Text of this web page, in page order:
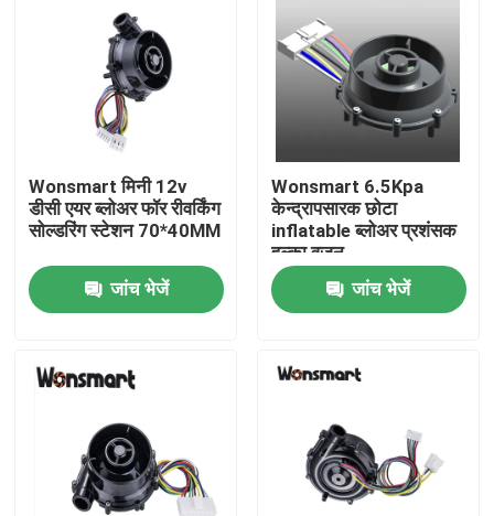
वीडियो
Wonsmart मिनी 12v
डीसी एयर ब्लोअर फॉर रीवर्किंग
सोल्डरिंग स्टेशन 70*40MM
जांच भेजें
Wonsmart 6.5Kpa
केन्द्रापसारक छोटा
inflatable ब्लोअर प्रशंसक
हल्का वजन
जांच भेजें